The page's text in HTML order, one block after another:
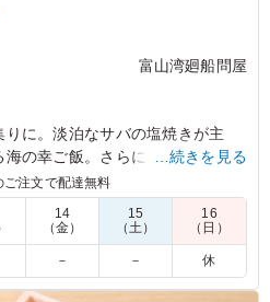
富山湾廻船問屋
に。淡泊なサバの塩焼きが主
の幸ご飯。さらに、里芋のから
彩りを添え、食べるたびにほっ
楽しみいただける一品です。
ンよりご選択いただけます。
…続きを見る
ご注文で配達無料
14
（金）
15
（土）
16
（日）
－ － 休